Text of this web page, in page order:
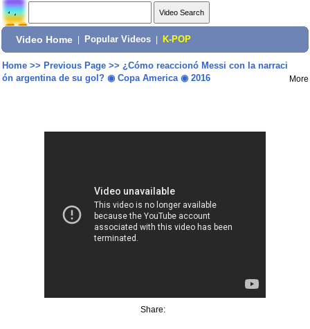
Video Home Popular Videos K-POP
Home>> Previous Page>> ¿Cómo reaccionó Messi con la narraci
ón argentina de su gol? ◉ Copa America ◉ 2016
More
Share: